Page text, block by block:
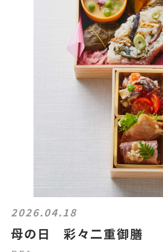
2026.04.18
母の日 彩々二重御膳